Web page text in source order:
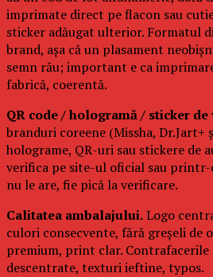
imprimate direct pe flacon sau
sticker adăugat ulterior. Formatul
brand, așa că un plasament
semn rău; important e ca
fabrică, coerentă.
QR code / hologramă / sticker
branduri coreene (Missha, Dr.Jart+
holograme, QR-uri sau stickere de
verifica pe site-ul oficial sau printr-
nu le are, fie pică la verificare.
Calitatea ambalajului.Logo
culori consecvente, fără greșeli de
premium, print clar. Contrafacerile
descentrate, texturi ieftine, typos.